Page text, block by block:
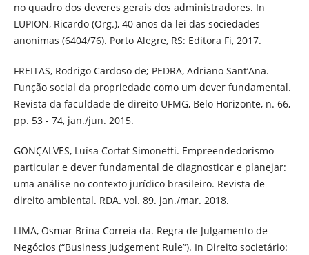
no quadro dos deveres gerais dos administradores. In
LUPION, Ricardo (Org.), 40 anos da lei das sociedades
anonimas (6404/76). Porto Alegre, RS: Editora Fi, 2017.
FREITAS, Rodrigo Cardoso de; PEDRA, Adriano Sant’Ana.
Função social da propriedade como um dever fundamental.
Revista da faculdade de direito UFMG, Belo Horizonte, n. 66,
pp. 53 - 74, jan./jun. 2015.
GONÇALVES, Luísa Cortat Simonetti. Empreendedorismo
particular e dever fundamental de diagnosticar e planejar:
uma análise no contexto jurídico brasileiro. Revista de
direito ambiental. RDA. vol. 89. jan./mar. 2018.
LIMA, Osmar Brina Correia da. Regra de Julgamento de
Negócios (“Business Judgement Rule”). In Direito societário: